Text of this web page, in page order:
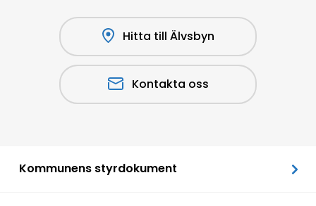
Hitta till Älvsbyn
Kontakta oss
Kommunens styrdokument